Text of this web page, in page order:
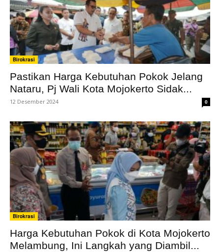
Birokrasi
Pastikan Harga Kebutuhan Pokok Jelang
Nataru, Pj Wali Kota Mojokerto Sidak...
12 Desember 2024 0
Birokrasi
Harga Kebutuhan Pokok di Kota Mojokerto
Melambung, Ini Langkah yang Diambil...